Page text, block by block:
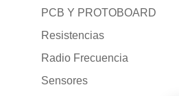
PCB Y PROTOBOARD
Resistencias
Radio Frecuencia
Sensores